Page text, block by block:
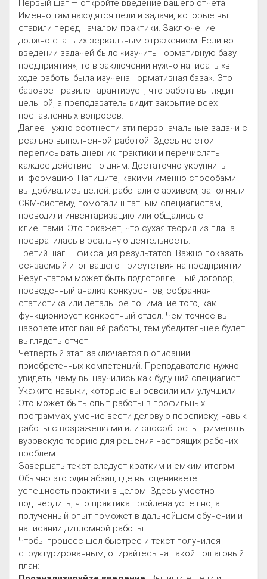
Первый шаг — откройте введение вашего отчета.
Именно там находятся цели и задачи, которые вы
ставили перед началом практики. Заключение
должно стать их зеркальным отражением. Если во
введении задачей было «изучить нормативную базу
предприятия», то в заключении нужно написать «в
ходе работы была изучена нормативная база». Это
базовое правило гарантирует, что работа выглядит
цельной, а преподаватель видит закрытие всех
поставленных вопросов.
Далее нужно соотнести эти первоначальные задачи с
реально выполненной работой. Здесь не стоит
переписывать дневник практики и перечислять
каждое действие по дням. Достаточно укрупнить
информацию. Напишите, какими именно способами
вы добивались целей: работали с архивом, заполняли
CRM-систему, помогали штатным специалистам,
проводили инвентаризацию или общались с
клиентами. Это покажет, что сухая теория из плана
превратилась в реальную деятельность.
Третий шаг — фиксация результатов. Важно показать
осязаемый итог вашего присутствия на предприятии.
Результатом может быть подготовленный договор,
проведенный анализ конкурентов, собранная
статистика или детальное понимание того, как
функционирует конкретный отдел. Чем точнее вы
назовете итог вашей работы, тем убедительнее будет
выглядеть отчет.
Четвертый этап заключается в описании
приобретенных компетенций. Преподавателю нужно
увидеть, чему вы научились как будущий специалист.
Укажите навыки, которые вы освоили или улучшили.
Это может быть опыт работы в профильных
программах, умение вести деловую переписку, навык
работы с возражениями или способность применять
вузовскую теорию для решения настоящих рабочих
проблем.
Завершать текст следует кратким и емким итогом.
Обычно это один абзац, где вы оцениваете
успешность практики в целом. Здесь уместно
подтвердить, что практика пройдена успешно, а
полученный опыт поможет в дальнейшем обучении и
написании дипломной работы.
Чтобы процесс шел быстрее и текст получился
структурированным, опирайтесь на такой пошаговый
план: